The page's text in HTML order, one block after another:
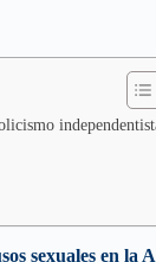
sexuales en